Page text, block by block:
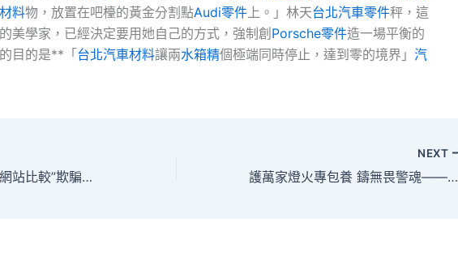
料物，放置在吧檯的黃金分割點Audi零件 上。」林天台北汽車零件秤，這
美學家，已經決定要用她自己的方式，強制創 Porsche零件造一場平衡的
目的是**「 台北汽車材料讓兩水箱精個極端同時停止，達到零的境界」 汽
闊別“保健品專包養網站比較”欺騙圈套 需求做到“三留意”！
NEXT
護萬家燈火專包養 鑄無畏警魂——追想原天津市濱海新區公安局刑偵支隊一年夜隊副年夜隊長許喆